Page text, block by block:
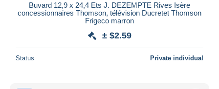
Closing in
From
Buvard 12,9 x 24,4 Ets J. DEZEMPTE Rives Isère
concessionnaires Thomson, télévision Ducretet Thomson
Frigeco marron
± $2.59
Status Private individual